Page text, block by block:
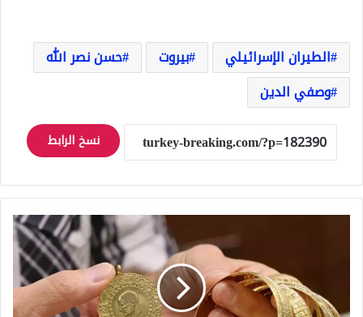
الطيران الإسرائيلي بيروت
حسن نصر الله
وصفي الدين
نسخ الرابط
-